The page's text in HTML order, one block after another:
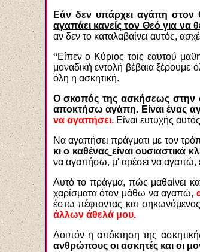
Εάν δεν υπάρχει αγάπη στον
αγαπάει κανείς τον Θεό για να
αν δεν το καταλαβαίνει αυτός,
“Είπεν ο Κύριος τοις εαυτού
μοναδική εντολή βέβαια ξέρουμε
όλη η ασκητική.
Ο σκοπός της ασκήσεως στην
αποκτήσω αγάπη. Είναι ένας
να αγαπήσει. Είναι ευτυχής
Να αγαπήσει πράγματι με τον
κι ο καθένας είναι ουσιαστικά
να αγαπήσω, μ' αρέσει να αγαπώ,
Αυτό το πράγμα, πώς μαθαίνει
χαρίσματα όταν μάθω να αγαπώ,
έστω πέφτοντας και
άλλων άθελά μου.
Λοιπόν η απόκτηση της
ανθρώπους οι ασκητές και οι